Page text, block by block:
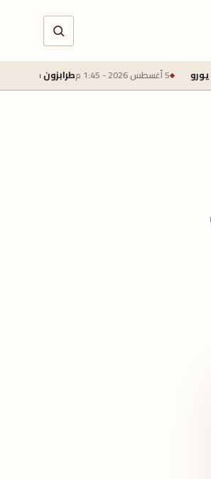
طرابزون سبور يتوصل لاتفاق لضم